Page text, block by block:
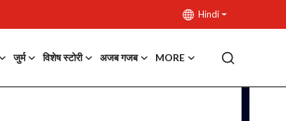
Hindi
जुर्म विशेष स्टोरी अजब गजब MORE